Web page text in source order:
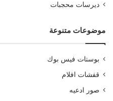
ديرسات محجبات
موضوعات متنوعة
بوستات فيس بوك
قفشات افلام
صور ادعيه